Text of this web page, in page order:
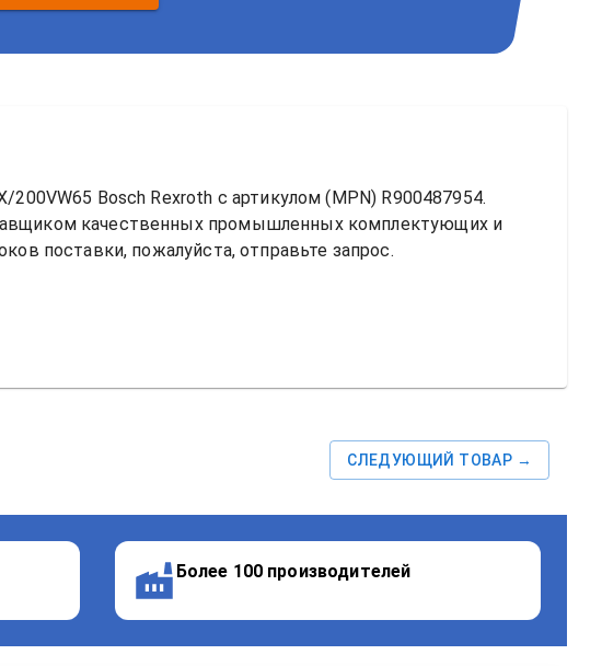
200VW65 Bosch Rexroth с артикулом (MPN) R900487954.
качественных промышленных комплектующих и
поставки, пожалуйста, отправьте запрос.
СЛЕДУЮЩИЙ ТОВАР →
Более 100 производителей